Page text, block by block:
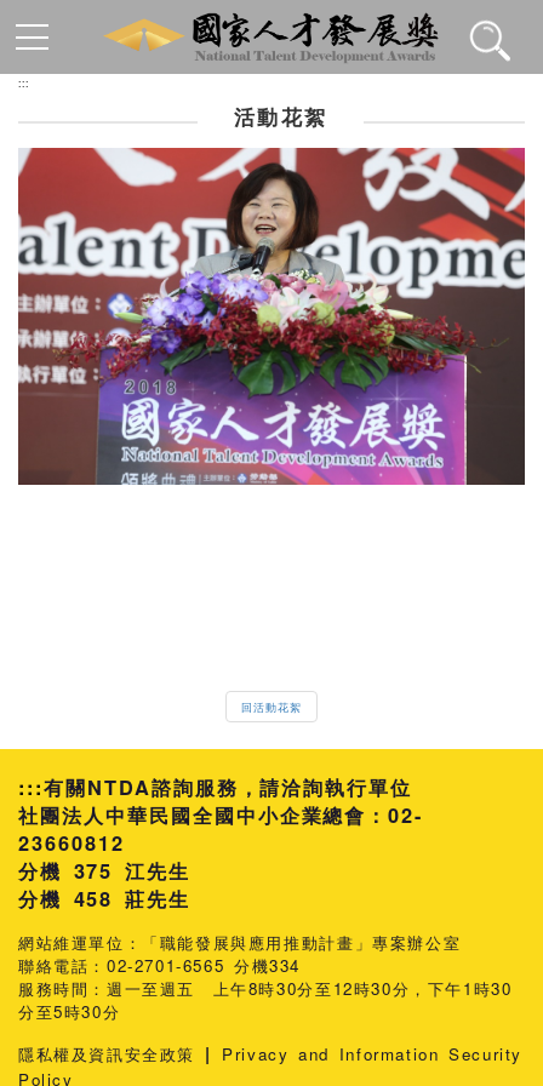
:::
活動花絮
回活動花絮
:::有關NTDA諮詢服務，請洽詢執行單位
社團法人中華民國全國中小企業總會：02-
23660812
分機 375 江先生
458 莊先生
網站維運單位：「職能發展與應用推動計畫」專案辦公室
聯絡電話：02-2701-6565 分機334
服務時間：週一至週五 上午8時30分至12時30分，下午1時30
分至5時30分
隱私權及資訊安全政策 |
Privacy and Information Security
Policy